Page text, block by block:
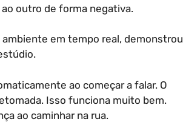
outro de forma negativa.
em tempo real, demonstrou
ao começar a falar. O
Isso funciona muito bem.
ao caminhar na rua.